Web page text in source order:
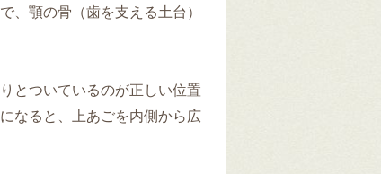
、顎の骨（歯を支える土台）
とついているのが正しい位置
なると、上あごを内側から広